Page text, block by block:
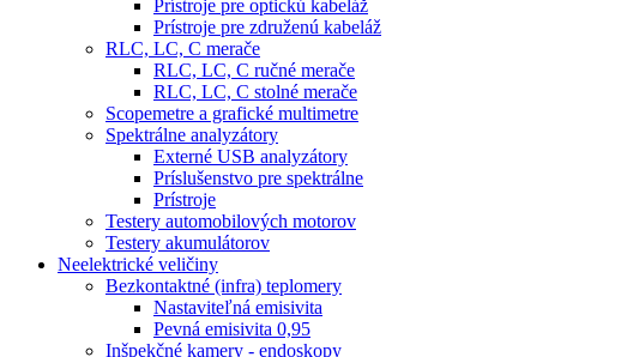
Prístroje pre optickú kabeláž
Prístroje pre združenú kabeláž
RLC, LC, C merače
RLC, LC, C ručné merače
RLC, LC, C stolné merače
Scopemetre a grafické multimetre
Spektrálne analyzátory
Externé USB analyzátory
Príslušenstvo pre spektrálne
Prístroje
Testery automobilových motorov
Testery akumulátorov
Neelektrické veličiny
Bezkontaktné (infra) teplomery
Nastaviteľná emisivita
Pevná emisivita 0,95
Inšpekčné kamery - endoskopy